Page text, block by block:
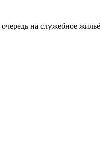
на служебное жильё